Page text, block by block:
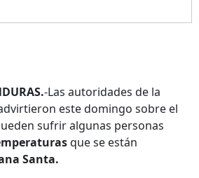
-Las autoridades de la
este domingo sobre el
sufrir algunas personas
que se están
Santa.